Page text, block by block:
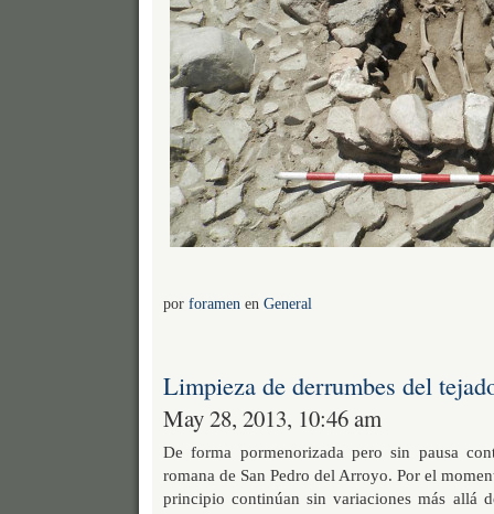
por foramenen General
Limpieza de derrumbes del
May 28, 2013, 10:46 am
De forma pormenorizada pero sin pausa
romana de San Pedro del Arroyo. Por el
principio continúan sin variaciones más allá